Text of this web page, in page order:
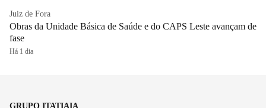
Juiz de Fora
Obras da Unidade Básica de Saúde e do CAPS Leste avançam de
fase
Há 1 dia
GRUPO ITATIAIA